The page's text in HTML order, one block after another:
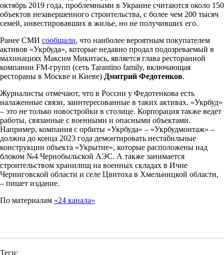
октябрь 2019 года, проблемными в Украине считаются около 150
объектов незавершенного строительства, с более чем 200 тысяч
семей, инвестировавших в жилье, но не получивших его.
Ранее СМИ сообщали, что наиболее вероятным покупателем
активов «Укрбуда», которые недавно продал подозреваемый в
махинациях Максим Микитась, является глава ресторанной
компании FM-групп (сеть Tarantino family, включающая
рестораны в Москве и Киеве) Дмитрий Федотенков.
Журналисты отмечают, что в России у Федотенкова есть
налаженные связи, заинтересованные в таких активах. «Укрбуд»
– это не только новостройки в столице. Корпорация также ведет
работы, связанные с военными и опасными объектами.
Например, компания с орбиты «Укрбуда» – «Укрбудмонтаж» –
должна до конца 2023 года демонтировать нестабильные
конструкции объекта «Укрытие», которые расположены над
блоком №4 Чернобыльской АЭС. А также занимается
строительством хранилищ на военных складах в Ичне
Черниговской области и селе Цвитоха в Хмельницкой области,
– пишет издание.
По материалам «24 канала»
Теги: